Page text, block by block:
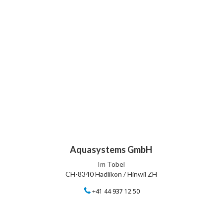
Aquasystems GmbH
Im Tobel
CH-8340 Hadlikon / Hinwil ZH
+41 44 937 12 50